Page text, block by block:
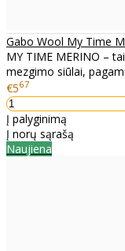
Gabo Wool My Time
MY TIME MERINO –
mezgimo siūlai,
€567
Į palyginimą
Į norų sąrašą
Naujiena